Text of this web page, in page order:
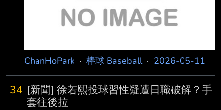
楚：發展棒球、培養職業運動市場、承接國際賽
事，但她日前在教育文
ChanHoPark · 棒球 Baseball· 2026-05-11
34 [新聞] 徐若熙投球習性疑遭日職破解？手
套往後拉